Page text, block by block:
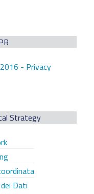
- Privacy
Strategy
Dati